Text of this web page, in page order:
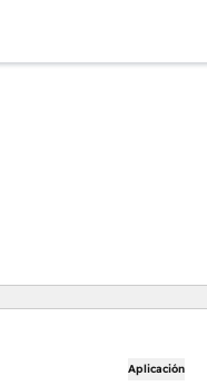
Aplicación